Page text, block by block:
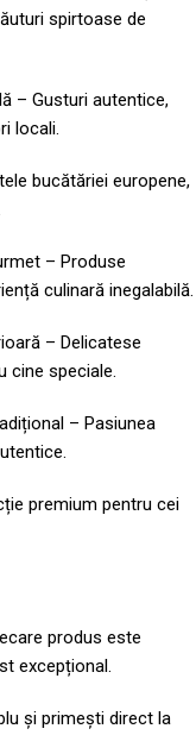
spirtoase de
– Gusturi autentice,
locali.
bucătăriei europene,
– Produse
culinară inegalabilă.
– Delicatese
cine speciale.
– Pasiunea
premium pentru cei
produs este
excepțional.
și primești direct la